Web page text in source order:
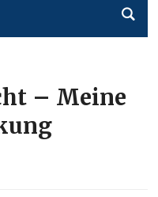
– Meine